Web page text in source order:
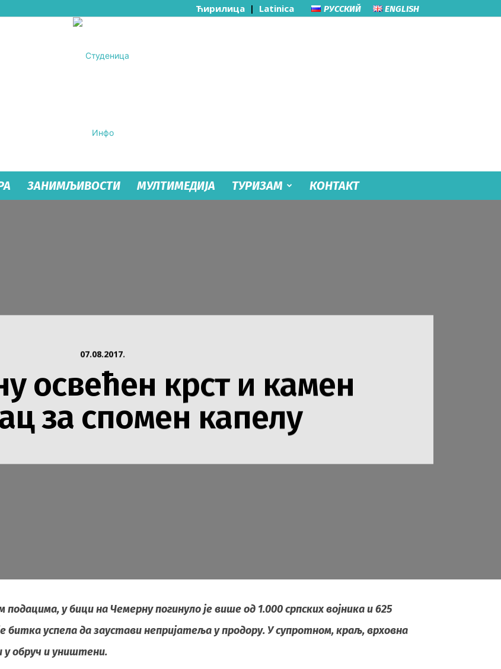
Ћирилица | Latinica РУССКИЙ ENGLISH
ЗАНИМЉИВОСТИ МУЛТИМЕДИЈА ТУРИЗАМ КОНТАКТ
07.08.2017.
освећен крст и камен
за спомен капелу
у бици на Чемерну погинуло је више од 1.000 српских војника и 625
битка успела да заустави непријатеља у продору. У супротном, краљ, врховна
у обруч и уништени.